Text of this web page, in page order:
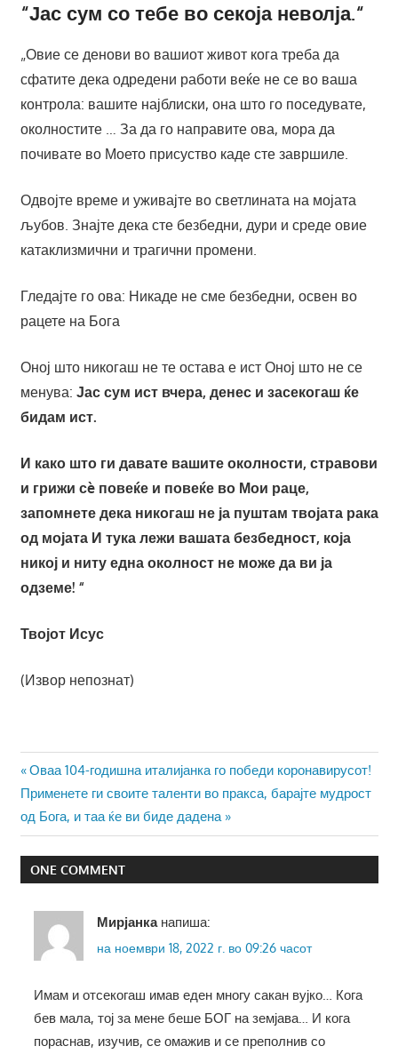
“Јас сум со тебе во секоја неволја.“
„Овие се денови во вашиот живот кога треба да
сфатите дека одредени работи веќе не се во ваша
контрола: вашите најблиски, она што го поседувате,
околностите … За да го направите ова, мора да
почивате во Моето присуство каде сте завршиле.
Одвојте време и уживајте во светлината на мојата
љубов. Знајте дека сте безбедни, дури и среде овие
катаклизмични и трагични промени.
Гледајте го ова: Никаде не сме безбедни, освен во
рацете на Бога
Оној што никогаш не те остава е ист Оној што не се
менува: Јас сум ист вчера, денес и засекогаш ќе
бидам ист.
И како што ги давате вашите околности, стравови
и грижи сè повеќе и повеќе во Мои раце,
запомнете дека никогаш не ја пуштам твојата рака
од мојата И тука лежи вашата безбедност, која
никој и ниту една околност не може да ви ја
одземе! “
Твојот Исус
(Извор непознат)
Навигација
на
напис
Previous
Post:
Оваа 104-годишна италијанка го победи коронавирусот!
Next
Post:
Применете ги своите таленти во пракса, барајте мудрост
од Бога, и таа ќе ви биде дадена
ONE COMMENT
Мирјанка напиша:
на ноември 18, 2022 г. во 09:26 часот
Имам и отсекогаш имав еден многу сакан вујко… Кога
бев мала, тој за мене беше БОГ на земјава… И кога
пораснав, изучив, се омажив и се преполнив со